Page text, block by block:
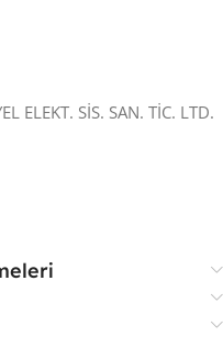
ELEKT. SİS. SAN. TİC. LTD.